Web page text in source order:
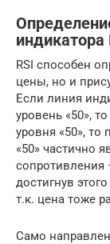
индикатора
RSI способен
цены, но и
Если линия
уровень «50»,
уровня «50», то
«50» частично
сопротивления
достигнув
т.к. цена тоже
Само